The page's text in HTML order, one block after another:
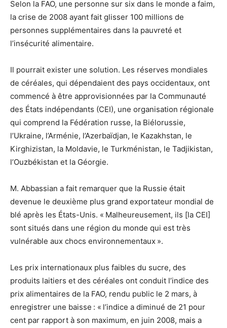
Selon la FAO, une personne sur six dans le monde a faim,
la crise de 2008 ayant fait glisser 100 millions de
personnes supplémentaires dans la pauvreté et
l’insécurité alimentaire.
Il pourrait exister une solution. Les réserves mondiales
de céréales, qui dépendaient des pays occidentaux, ont
commencé à être approvisionnées par la Communauté
des États indépendants (CEI), une organisation régionale
qui comprend la Fédération russe, la Biélorussie,
l’Ukraine, l’Arménie, l’Azerbaïdjan, le Kazakhstan, le
Kirghizistan, la Moldavie, le Turkménistan, le Tadjikistan,
l’Ouzbékistan et la Géorgie.
M. Abbassian a fait remarquer que la Russie était
devenue le deuxième plus grand exportateur mondial de
blé après les États-Unis. « Malheureusement, ils [la CEI]
sont situés dans une région du monde qui est très
vulnérable aux chocs environnementaux ».
Les prix internationaux plus faibles du sucre, des
produits laitiers et des céréales ont conduit l’indice des
prix alimentaires de la FAO, rendu public le 2 mars, à
enregistrer une baisse : « l’indice a diminué de 21 pour
cent par rapport à son maximum, en juin 2008, mais a